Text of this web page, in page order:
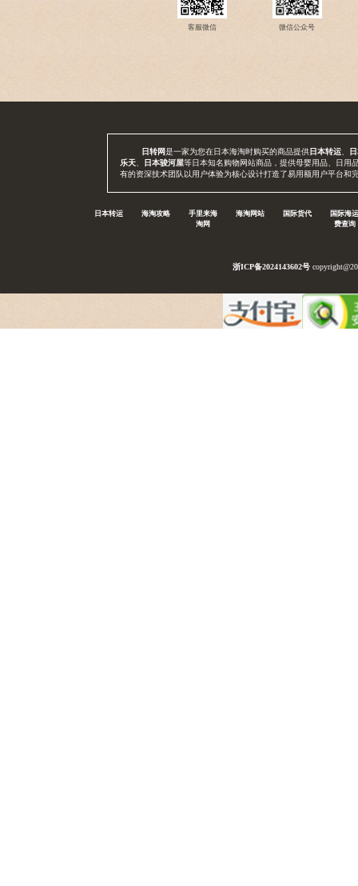
客服微信 微信公众号
日转网是一家为您在日本海淘时购买的商品提供日本转运、
乐天、 日本骏河屋等日本知名购物网站商品，提供母婴用品、日用
有的资深技术团队以用户体验为核心设计打造了易用额用户平台
日本转运 海淘攻略
手里来海
淘网
海淘网站 国际货代
国际海
费查询
浙ICP备2024143602号